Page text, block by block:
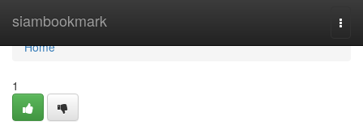
siambookmark
Home
Home
1